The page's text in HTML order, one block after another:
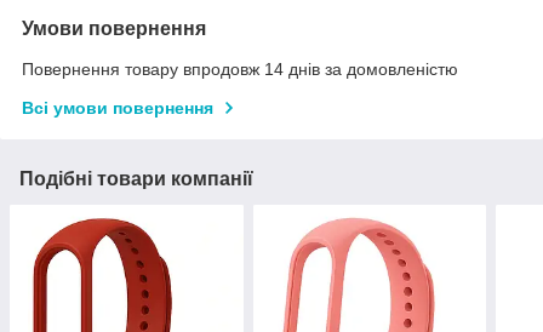
Умови повернення
Повернення товару впродовж 14 днів за домовленістю
Всі умови повернення
Подібні товари компанії